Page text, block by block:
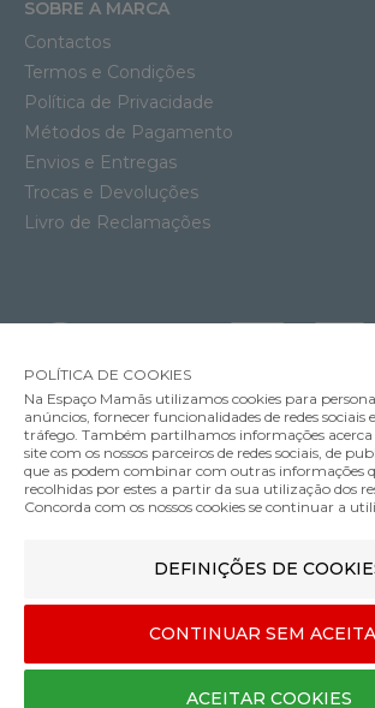
SOBRE A MARCA
Contactos
Termos e Condições
Política de Privacidade
Métodos de Pagamento
Envios e Entregas
Trocas e Devoluções
Livro de Reclamações
MÉTODOS DE ENVIO
MÉTODOS DE PAGAMENTO
Designed & developed by
©Espaço mamãs. Todos os direitos reservados
POLÍTICA DE COOKIES
Na Espaço Mamãs utilizamos cookies para
anúncios, fornecer funcionalidades de redes sociais
tráfego. Também partilhamos informações
site com os nossos parceiros de redes sociais, de
que as podem combinar com outras informações
recolhidas por estes a partir da sua utilização dos
Concorda com os nossos cookies se continuar a
DEFINIÇÕES DE
CONTINUAR SEM
ACEITAR COOKIES